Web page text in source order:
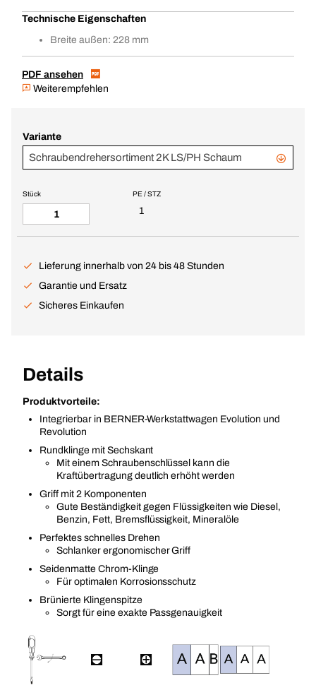
Technische Eigenschaften
Breite außen: 228 mm
PDF ansehen
Weiterempfehlen
Variante
Schraubendrehersortiment 2K LS/PH Schaum
PE / STZ
1
Stück
Lieferung innerhalb von 24 bis 48 Stunden
Garantie und Ersatz
Sicheres Einkaufen
Details
Produktvorteile:
Integrierbar in BERNER-Werkstattwagen Evolution und
Revolution
Rundklinge mit Sechskant
Mit einem Schraubenschlüssel kann die
Kraftübertragung deutlich erhöht werden
Griff mit 2 Komponenten
Gute Beständigkeit gegen Flüssigkeiten wie Diesel,
Benzin, Fett, Bremsflüssigkeit, Mineralöle
Perfektes schnelles Drehen
Schlanker ergonomischer Griff
Seidenmatte Chrom-Klinge
Für optimalen Korrosionsschutz
Brünierte Klingenspitze
Sorgt für eine exakte Passgenauigkeit